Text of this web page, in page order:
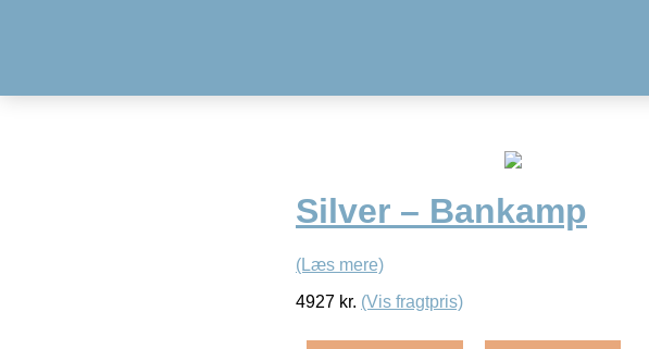
Silver – Bankamp
(Læs mere)
4927 kr. (Vis fragtpris)